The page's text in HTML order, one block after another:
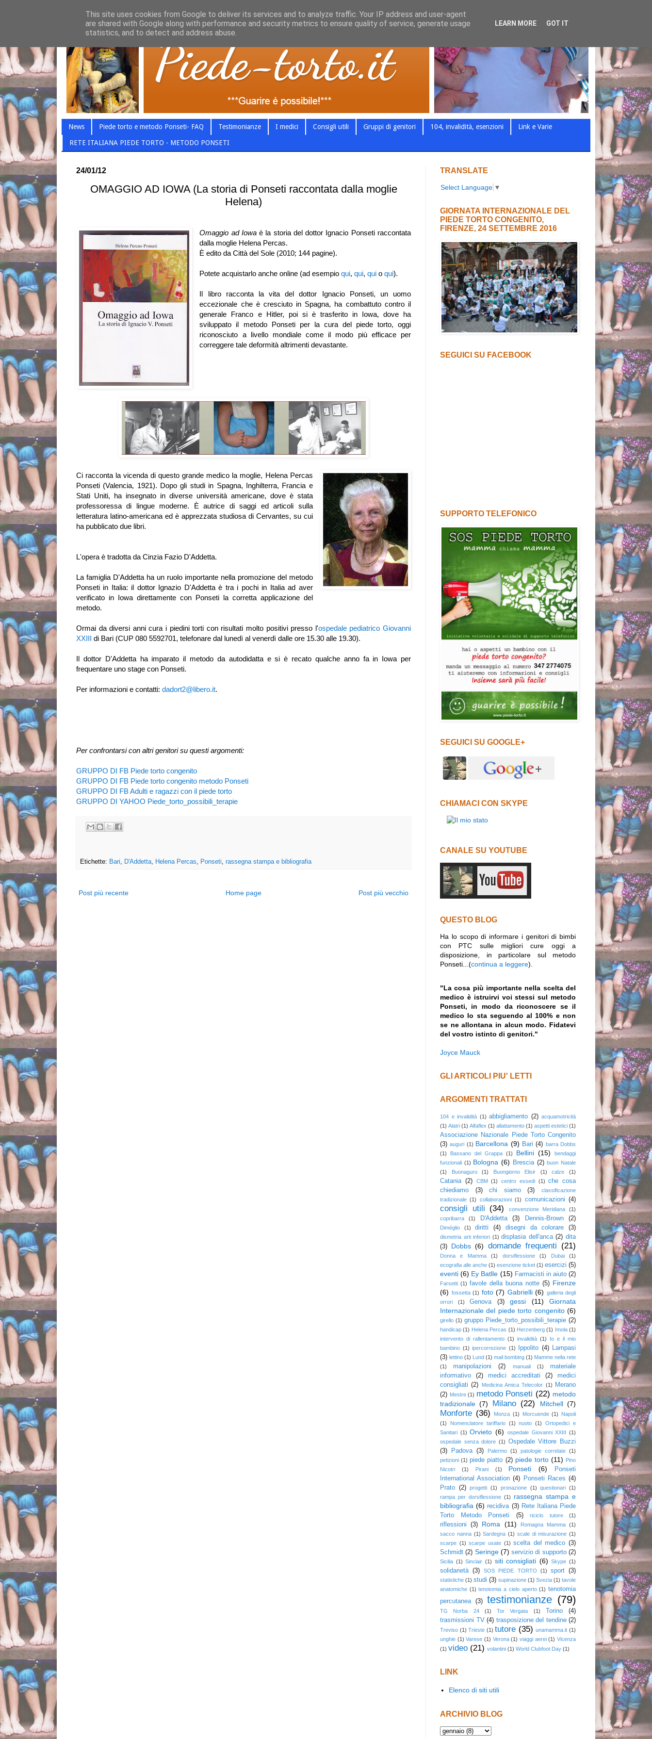
News Piede torto e metodo Ponseti- FAQ Testimonianze I medici Consigli utili Gruppi di genitori 104, invalidità, esenzioni Link e Varie
RETE ITALIANA PIEDE TORTO - METODO PONSETI
24/01/12
OMAGGIO AD IOWA (La storia di Ponseti raccontata dalla moglie
Helena)
Omaggio ad Iowaè la storia del dottor Ignacio Ponseti raccontata
dalla moglie Helena Percas.
È edito da Città del Sole (2010; 144 pagine).
Potete acquistarlo anche online (ad esempioqui,qui,qui oqui).
Il libro racconta la vita del dottor Ignacio Ponseti, un uomo
eccezionale che è cresciuto in Spagna, ha combattuto contro il
generale Franco e Hitler, poi si è trasferito in Iowa, dove ha
sviluppato il metodo Ponseti per la cura del piede torto,oggi
riconosciuto a livello mondiale come il modo più efficace per
correggere tale deformità altrimentidevastante.
Ci racconta la vicenda di questo grande medico la moglie, Helena Percas
Ponseti (Valencia, 1921). Dopo gli studi in Spagna, Inghilterra, Francia e
Stati Uniti, ha insegnato in diverse università americane, dove è stata
professoressa di lingue moderne. È autrice di saggi ed articoli sulla
letteratura latino-americana ed è apprezzata studiosa di Cervantes, su cui
ha pubblicato due libri.
L'opera è tradotta da Cinzia Fazio D'Addetta.
La famiglia D'Addetta ha un ruolo importante nella promozione del metodo
Ponseti in Italia: il dottor Ignazio D'Addetta è tra i pochi in Italia ad aver
verificato in Iowa direttamente con Ponseti la corretta applicazione del
metodo.
Ormai da diversi anni cura i piedini torti con risultati molto positivi presso l'ospedale pediatrico Giovanni
XXIII di Bari (CUP 080 5592701, telefonare dal lunedì al venerdì dalle ore 15.30 alle 19.30).
Il dottor D'Addetta ha imparato il metodo da autodidatta e si è recato qualche anno fa in Iowa per
frequentare uno stage con Ponseti.
Per informazioni e contatti: dadort2@libero.it.
Per confrontarsi con altri genitori su questi argomenti:
GRUPPO DI FB Piede torto congenito
GRUPPO DI FB Piede torto congenito metodo Ponseti
GRUPPO DI FB Adulti e ragazzi con il piede torto
GRUPPO DI YAHOO Piede_torto_possibili_terapie
Etichette: Bari D'Addetta Helena Percas Ponseti rassegna stampa e bibliografia
Post più recente Post più vecchio
Home page
TRANSLATE
Select Language ▼
GIORNATA INTERNAZIONALE DEL
PIEDE TORTO CONGENITO,
FIRENZE, 24 SETTEMBRE 2016
SEGUICI SU FACEBOOK
SUPPORTO TELEFONICO
SEGUICI SU GOOGLE+
CHIAMACI CON SKYPE
CANALE SU YOUTUBE
QUESTO BLOG
Ha lo scopo di informare i genitori di bimbi
con PTC sulle migliori cure oggi a
disposizione, in particolare sul metodo
Ponseti...(continua a leggere).
"La cosa più importante nella scelta del
medico è istruirvi voi stessi sul metodo
Ponseti, in modo da riconoscere se il
medico lo sta seguendo al 100% e non
se ne allontana in alcun modo. Fidatevi
del vostro istinto di genitori."
Joyce Mauck
GLI ARTICOLI PIU' LETTI
ARGOMENTI TRATTATI
104 e invalidità (1) abbigliamento (2) acquamotricità
(1) Alatri (1) Alfaflex (1) allattamento (1) aspetti estetici (1)
Associazione Nazionale Piede Torto Congenito
(3) auguri (1) Barcellona (9) Bari (4) barra Dobbs
(1)
Bassano del Grappa (1) Bellini (15)
bendaggi
funzionali (1) Bologna (6) Brescia (2) buon Natale
(1)
Buonaguro (1) Buongiorno Elisir (1) calze (1)
Catania (2) CBM (1) centro essedi (1)
che cosa
chiediamo
(3) chi siamo (3)
classificazione
tradizionale (1) collaborazioni (1) comunicazioni (4)
consigli utili (34) convenzione Meridiana
(1)
copribarra
(1) D'Addetta (3) Dennis-Brown (2)
Diméglio (1) diritti (4) disegni da colorare (3)
dismetria arti inferiori (1) displasia dell'anca (2) dita
(3)
Dobbs (6) domande frequenti (21)
Donna e Mamma (1) dorsiflessione (1) Dubai
(1)
ecografia alle anche (1) esenzione ticket (1) esercizi (5)
eventi (6) Ey Batlle (15) Farmacisti in aiuto (2)
Farsetti (1) favole della buona notte (5) Firenze
(6) fossetta (1) foto (7) Gabrielli (6) galleria degli
orrori
(1) Genova (3) gessi (11)
Giornata
Internazionale del piede torto congenito (6)
girello (1) gruppo Piede_torto_possibili_terapie (2)
handicap (1) Helena Percas (1) Herzenberg (1) Imola (1)
intervento di rallentamento (1) invalidità (1)
Io e il mio
bambino (1) ipercorrezione (1) Ippolito (4)
Lampasi
(3) lettino (1) Lund (1) mail bombing (1) Mamme nella rete
(1)
manipolazioni (2) manuali (1)
materiale
informativo
(2) medici accreditati (2)
medici
consigliati (2) Medicina Amica Telecolor (1)
Merano
(2) Mestre (1) metodo Ponseti (22) metodo
tradizionale (7) Milano (22) Mitchell (7)
Monforte (36) Monza (1) Morcuende (1)
Napoli
(1)
Nomenclatore tariffario (1) nuoto (1)
Ortopedici e
Sanitari (1) Orvieto (6) ospedale Giovanni XXIII
(1)
ospedale senza dolore (1) Ospedale Vittore Buzzi
(3)
Padova (3) Palermo (1) patologie correlate (1)
petizioni (1) piede piatto (2) piede torto (11)
Pino
Nicotri
(1) Pirani (1) Ponseti (6)
Ponseti
International Association (4) Ponseti Races (4)
Prato (2) progetti (1) pronazione (1) questionari (1)
rampa per dorsiflessione (1)
rassegna stampa e
bibliografia (6) recidiva (3) Rete Italiana Piede
Torto Metodo Ponseti
(5) riciclo tutore (1)
riflessioni (3) Roma (11) Romagna Mamma (1)
sacco nanna (1) Sardegna (1) scale di misurazione (1)
scarpe (1) scarpe usate (1) scelta del medico (3)
Schmidt (2) Seringe (7) servizio di supporto (2)
Sicilia (1) Sinclair (1) siti consigliati (6) Skype (1)
solidarietà (3) SOS PIEDE TORTO (1) sport (3)
statistiche (1) studi (3) supinazione (1) Svezia (1) tavole
anatomiche (1) tenotomia a cielo aperto (1) tenotomia
percutanea
(3) testimonianze (79)
TG Norba 24 (1) Tor Vergata (1) Torino
(4)
trasmissioni TV (4) trasposizione del tendine (2)
Treviso (1) Trieste (1) tutore (35) unamamma.it (1)
unghie (1) Varese (1) Verona (1) viaggi aerei (1) Vicenza
(1) video (21) volantini (1) World Clubfoot Day (1)
LINK
Elenco di siti utili
ARCHIVIO BLOG
This site uses cookies from Google to deliver its services and to analyze traffic. Your IP address and user-agent
are shared with Google along with performance and security metrics to ensure quality of service, generate usage
statistics, and to detect and address abuse.
LEARN MORE GOT IT